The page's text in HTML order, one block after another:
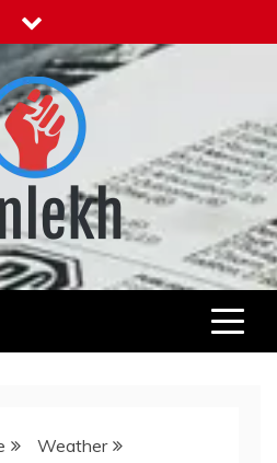
Weather